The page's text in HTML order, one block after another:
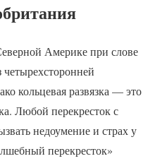
Америке при слове
четырехсторонней
кольцевая развязка — это
Любой перекресток с
недоумение и страх у
перекресток»